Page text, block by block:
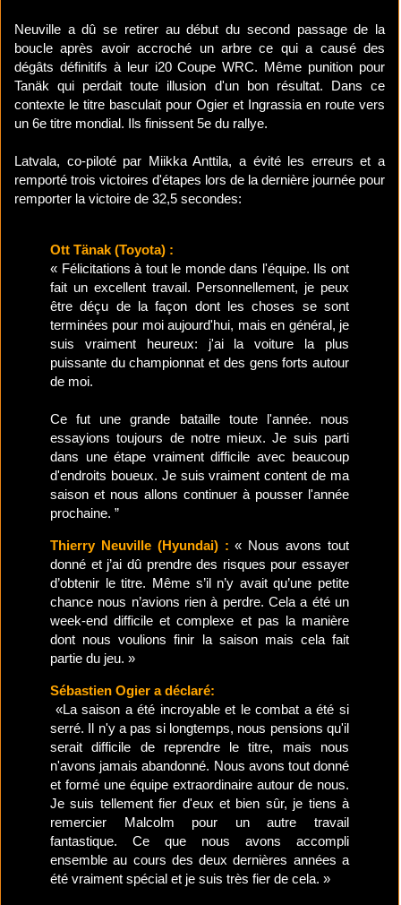
Neuville a dû se retirer au début du second passage de la
boucle après avoir accroché un arbre ce qui a causé des
dégâts définitifs à leur i20 Coupe WRC. Même punition pour
Tanäk qui perdait toute illusion d'un bon résultat. Dans ce
contexte le titre basculait pour Ogier et Ingrassia en route vers
un 6e titre mondial. Ils finissent 5e du rallye.
Latvala, co-piloté par Miikka Anttila, a évité les erreurs et a
remporté trois victoires d'étapes lors de la dernière journée pour
remporter la victoire de 32,5 secondes:
Ott Tänak (Toyota) :
« Félicitations à tout le monde dans l'équipe. Ils ont
fait un excellent travail. Personnellement, je peux
être déçu de la façon dont les choses se sont
terminées pour moi aujourd'hui, mais en général, je
suis vraiment heureux: j'ai la voiture la plus
puissante du championnat et des gens forts autour
de moi.
Ce fut une grande bataille toute l'année. nous
essayions toujours de notre mieux. Je suis parti
dans une étape vraiment difficile avec beaucoup
d'endroits boueux. Je suis vraiment content de ma
saison et nous allons continuer à pousser l'année
prochaine. ”
Thierry Neuville (Hyundai) : « Nous avons tout
donné et j’ai dû prendre des risques pour essayer
d’obtenir le titre. Même s’il n’y avait qu’une petite
chance nous n’avions rien à perdre. Cela a été un
week-end difficile et complexe et pas la manière
dont nous voulions finir la saison mais cela fait
partie du jeu. »
Sébastien Ogier a déclaré:
«La saison a été incroyable et le combat a été si
serré. Il n'y a pas si longtemps, nous pensions qu'il
serait difficile de reprendre le titre, mais nous
n'avons jamais abandonné. Nous avons tout donné
et formé une équipe extraordinaire autour de nous.
Je suis tellement fier d'eux et bien sûr, je tiens à
remercier Malcolm pour un autre travail
fantastique. Ce que nous avons accompli
ensemble au cours des deux dernières années a
été vraiment spécial et je suis très fier de cela. »